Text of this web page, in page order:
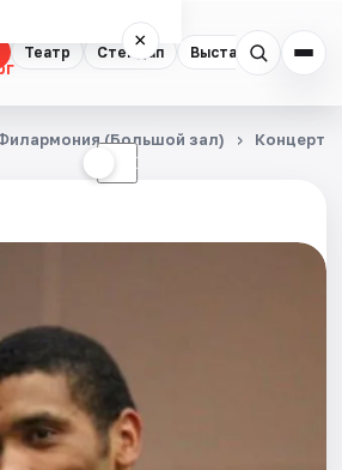
Театр Стендап Выставки
×
☾
(Большой зал) Концерты